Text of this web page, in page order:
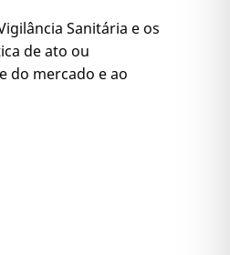
Sanitária e os
de ato ou
do mercado e ao